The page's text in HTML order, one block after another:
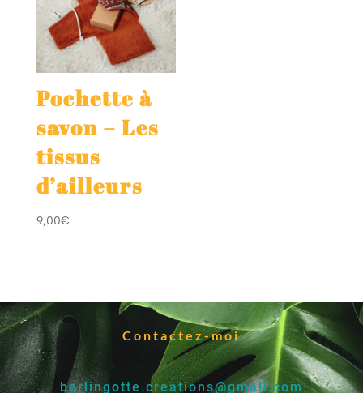
Pochette à
savon – Les
tissus
d’ailleurs
9,00€
Contactez-moi
berlingotte.creations@gmail.com